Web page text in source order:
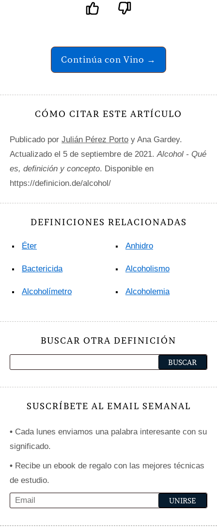
Continúa con Vino →
CÓMO CITAR ESTE ARTÍCULO
Publicado por Julián Pérez Porto y Ana Gardey.
Actualizado el 5 de septiembre de 2021.Alcohol - Qué
es, definición y concepto. Disponible en
https://definicion.de/alcohol/
DEFINICIONES RELACIONADAS
Éter
Bactericida
Alcoholímetro
Anhidro
Alcoholismo
Alcoholemia
BUSCAR OTRA DEFINICIÓN
SUSCRÍBETE AL EMAIL SEMANAL
• Cada lunes enviamos una palabra interesante con su
significado.
• Recibe un ebook de regalo con las mejores técnicas
de estudio.